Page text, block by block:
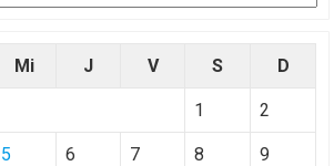
Mi J V S D
1 2
5 6 7 8 9